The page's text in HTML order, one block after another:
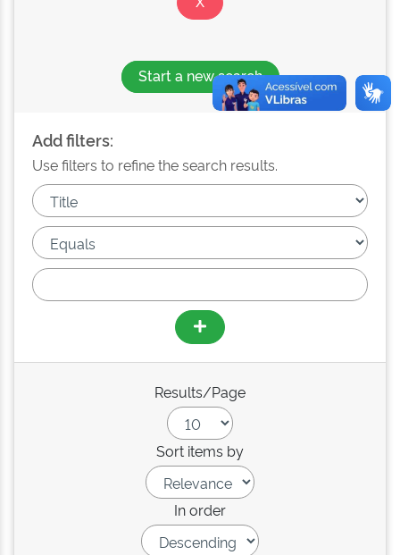
Start a new search
Add filters:
Use filters to refine the search results.
Results/Page
Sort items by
In order